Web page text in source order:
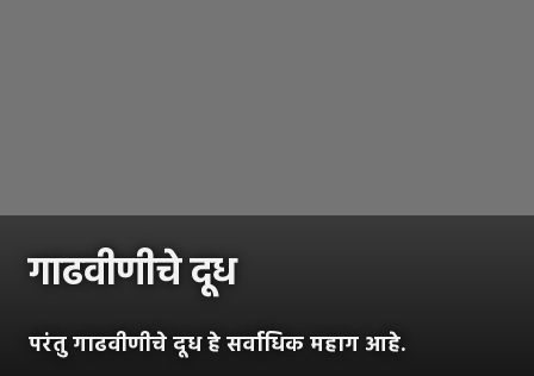
गाढवीणीचे दूध
परंतु गाढवीणीचे दूध हे सर्वाधिक महाग आहे.